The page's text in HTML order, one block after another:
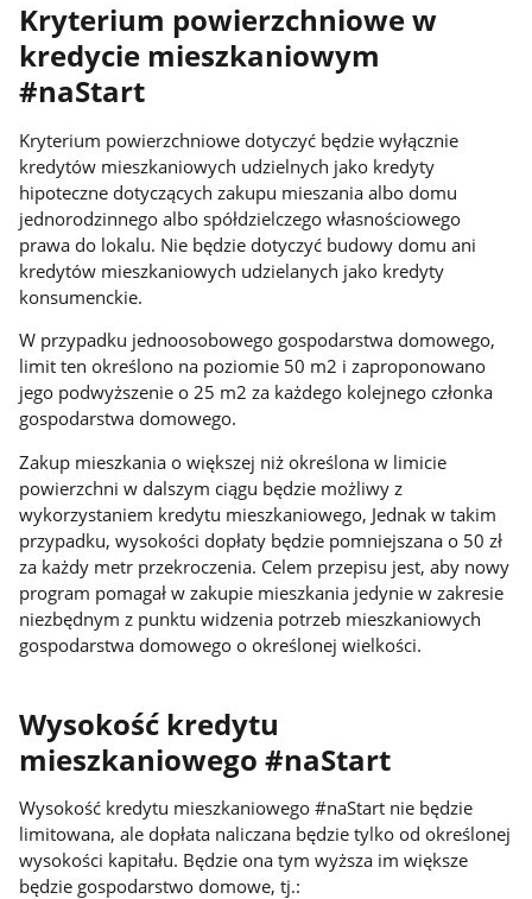
Kryterium powierzchniowe w
kredycie mieszkaniowym
#naStart
Kryterium powierzchniowe dotyczyć będzie wyłącznie
kredytów mieszkaniowych udzielnych jako kredyty
hipoteczne dotyczących zakupu mieszania albo domu
jednorodzinnego albo spółdzielczego własnościowego
prawa do lokalu. Nie będzie dotyczyć budowy domu ani
kredytów mieszkaniowych udzielanych jako kredyty
konsumenckie.
W przypadku jednoosobowego gospodarstwa domowego,
limit ten określono na poziomie 50 m2 i zaproponowano
jego podwyższenie o 25 m2 za każdego kolejnego członka
gospodarstwa domowego.
Zakup mieszkania o większej niż określona w limicie
powierzchni w dalszym ciągu będzie możliwy z
wykorzystaniem kredytu mieszkaniowego, Jednak w takim
przypadku, wysokości dopłaty będzie pomniejszana o 50 zł
za każdy metr przekroczenia. Celem przepisu jest, aby nowy
program pomagał w zakupie mieszkania jedynie w zakresie
niezbędnym z punktu widzenia potrzeb mieszkaniowych
gospodarstwa domowego o określonej wielkości.
Wysokość kredytu
mieszkaniowego #naStart
Wysokość kredytu mieszkaniowego #naStart nie będzie
limitowana, ale dopłata naliczana będzie tylko od określonej
wysokości kapitału. Będzie ona tym wyższa im większe
będzie gospodarstwo domowe, tj.: